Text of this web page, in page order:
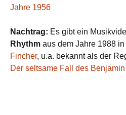
Jahre 1956
Nachtrag: Es gibt ein
Rhythm aus dem Jahre 1988
Fincher, u.a. bekannt als der
Der seltsame Fall des